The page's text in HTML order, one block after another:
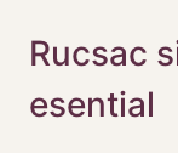
Rucsac
esential